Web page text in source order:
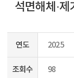
석면해체·제
연도 2025
조회수 98